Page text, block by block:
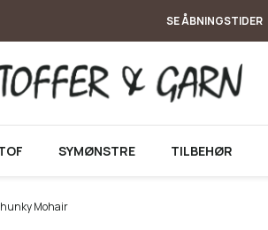
SE ÅBNINGSTIDER
SYMØNSTRE TILBEHØR
Mohair